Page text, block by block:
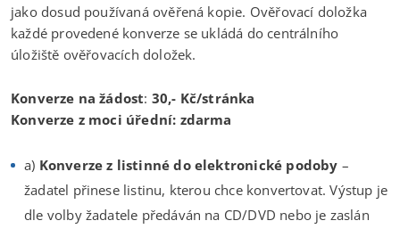
jako dosud používaná ověřená kopie. Ověřovací doložka
každé provedené konverze se ukládá do centrálního
úložiště ověřovacích doložek.
Konverze na žádost: 30,- Kč/stránka
Konverze z moci úřední: zdarma
a) Konverze z listinné do elektronické podoby –
žadatel přinese listinu, kterou chce konvertovat. Výstup je
dle volby žadatele předáván na CD/DVD nebo je zaslán